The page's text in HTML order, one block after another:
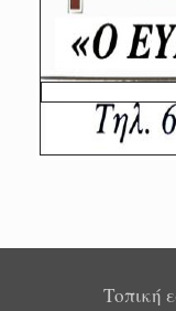
Τοπική